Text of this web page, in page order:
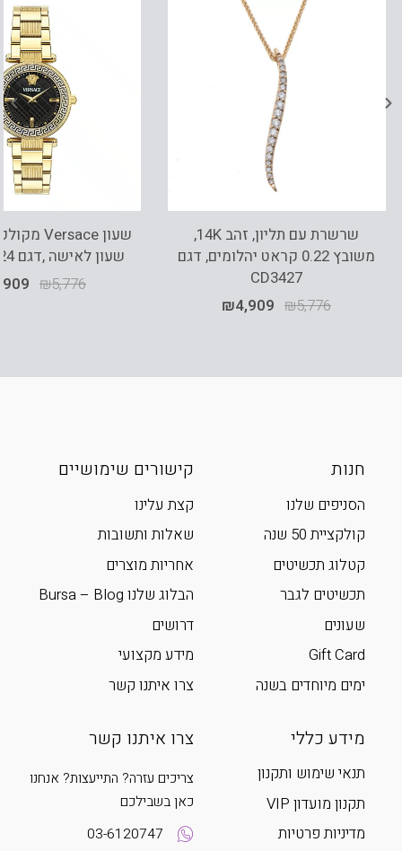
שרשרת עם תליון, זהב 14K,
משובץ 0.22 קראט יהלומים, דגם
CD3427
₪5,776
₪4,909
שעון לאישה ,דגם VE8B00624
₪5,776
חנות
הסניפים שלנו
קולקציית 50 שנה
קטלוג תכשיטים
תכשיטים לגבר
שעונים
Gift Card
ימים מיוחדים בשנה
קישורים שימושיים
קצת עלינו
שאלות ותשובות
אחריות מוצרים
הבלוג שלנו Bursa – Blog
דרושים
מידע מקצועי
צרו איתנו קשר
מידע כללי
תנאי שימוש ותקנון
תקנון מועדון VIP
מדיניות פרטיות
צרו איתנו קשר
צריכים עזרה? התייעצות? אנחנו
כאן בשבילכם
03-6120747